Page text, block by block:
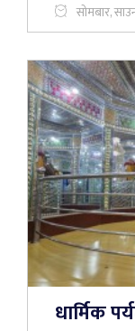
सोमबार,
धार्मिक